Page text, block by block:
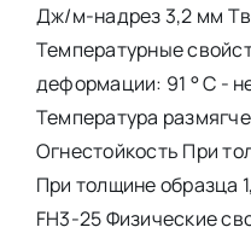
Дж/м-надрез 3,2 мм
Температурные
деформации: 91 ° С -
Температура
Огнестойкость При
При толщине образца
FH3-25 Физические